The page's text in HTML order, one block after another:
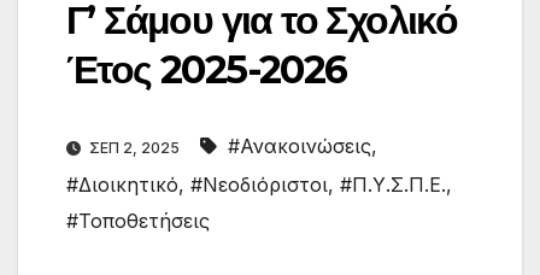
Γ’ Σάμου για το Σχολικό
Έτος 2025-2026
ΣΕΠ 2, 2025 #Ανακοινώσεις,
#Διοικητικό, #Νεοδιόριστοι, #Π.Υ.Σ.Π.Ε.,
#Τοποθετήσεις